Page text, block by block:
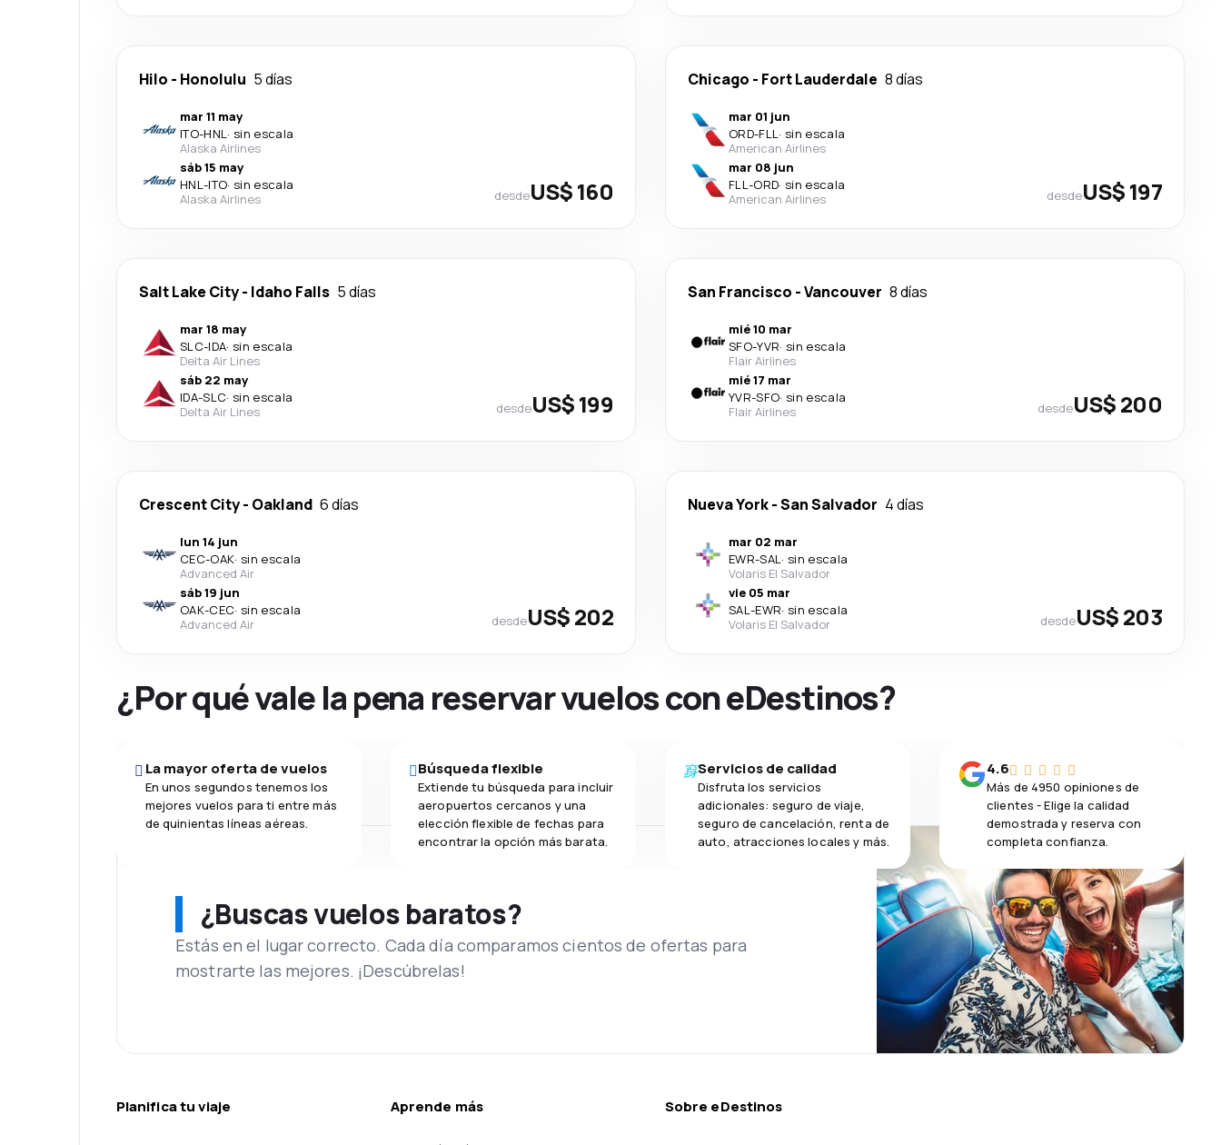
Hilo - Honolulu 5 días
mar 11 may
ITO-HNL· sin escala
Alaska Airlines
sáb 15 may
HNL-ITO· sin escala
Alaska Airlines
desdeUS$ 160
Chicago - Fort Lauderdale 8 días
mar 01 jun
ORD-FLL· sin escala
American Airlines
mar 08 jun
FLL-ORD· sin escala
American Airlines
desdeUS$ 197
Salt Lake City- Idaho Falls 5 días
mar 18 may
SLC-IDA· sin escala
Delta Air Lines
sáb 22 may
IDA-SLC· sin escala
Delta Air Lines
desdeUS$ 199
San Francisco -Vancouver 8 días
mié 10 mar
SFO-YVR· sin escala
Flair Airlines
mié 17 mar
YVR-SFO· sin escala
Flair Airlines
desdeUS$ 200
Crescent City- Oakland 6 días
lun 14 jun
CEC-OAK· sin escala
Advanced Air
sáb 19 jun
OAK-CEC· sin escala
Advanced Air
desdeUS$ 202
Nueva York-San Salvador 4 días
mar 02 mar
EWR-SAL· sin escala
Volaris El Salvador
vie 05 mar
SAL-EWR· sin escala
Volaris El Salvador
desdeUS$ 203
¿Por qué vale la pena reservar vuelos con eDestinos?
La mayor oferta de vuelos
En unos segundos tenemos los
mejores vuelos para ti entre más
de quinientas líneas aéreas.
Búsqueda flexible
Extiende tu búsqueda para incluir
aeropuertos cercanos y una
elección flexible de fechas para
encontrar la opción más barata.
Servicios de calidad
Disfruta los servicios
adicionales: seguro de viaje,
seguro de cancelación, renta de
auto, atracciones locales y más.
4.6
Más de 4950 opiniones de
clientes - Elige la calidad
demostrada y reserva con
completa confianza.
¿Buscas vuelos baratos?
Estás en el lugar correcto. Cada día comparamos cientos de ofertas para
mostrarte las mejores. ¡Descúbrelas!
Planifica tu viaje Aprende más Sobre eDestinos